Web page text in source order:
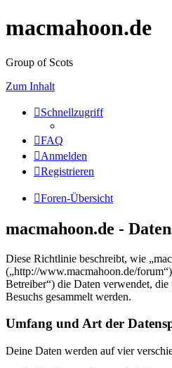
macmahoon.de
Group of Scots
Zum Inhalt
Schnellzugriff
FAQ
Anmelden
Registrieren
Foren-Übersicht
macmahoon.de -
Diese Richtlinie beschreibt, wie
(„http://www.macmahoon.de/
Betreiber“) die Daten verwendet,
Besuchs gesammelt werden.
Umfang und Art der
Deine Daten werden auf vier